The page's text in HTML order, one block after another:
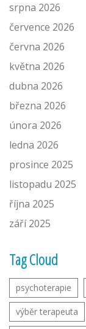
srpna 2026
července 2026
června 2026
května 2026
dubna 2026
března 2026
února 2026
ledna 2026
prosince 2025
listopadu 2025
října 2025
září 2025
Tag Cloud
psychoterapie
výběr terapeuta